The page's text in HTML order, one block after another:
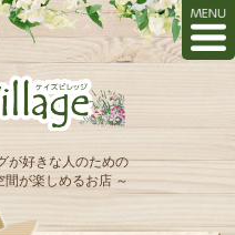
が好きな人のための
が楽しめるお店 ～